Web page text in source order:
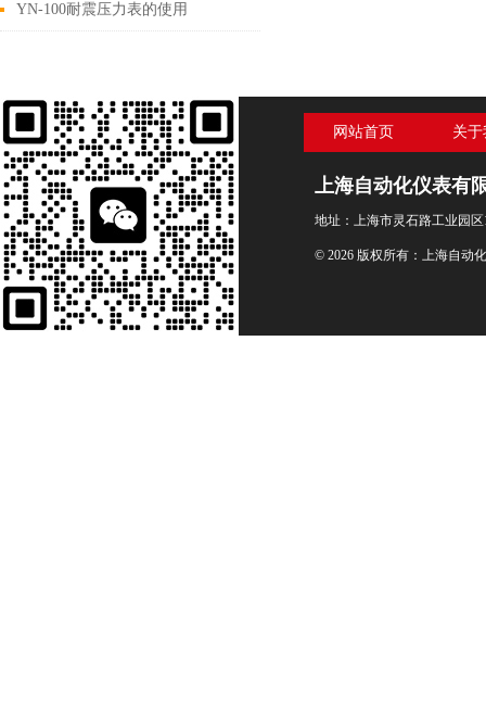
YN-100耐震压力表的使用
网站首页 关
上海自动化仪表有
地址：上海市灵石路工业园区
© 2026 版权所有：上海自动